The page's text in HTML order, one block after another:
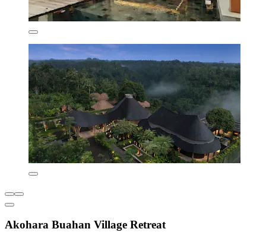
Akohara Buahan Village Retreat